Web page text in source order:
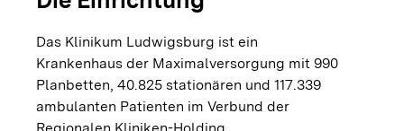
Das Klinikum Ludwigsburg ist ein
Krankenhaus der Maximalversorgung mit 990
Planbetten, 40.825 stationären und 117.339
ambulanten Patienten im Verbund der